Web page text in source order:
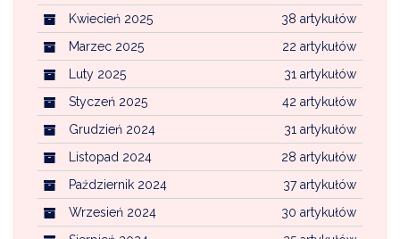
38 artykułów
Kwiecień 2025
22 artykułów
Marzec 2025
31 artykułów
Luty 2025
42 artykułów
Styczeń 2025
31 artykułów
Grudzień 2024
28 artykułów
Listopad 2024
37 artykułów
Październik 2024
30 artykułów
Wrzesień 2024